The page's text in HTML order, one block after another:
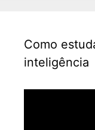
Como
inteligência